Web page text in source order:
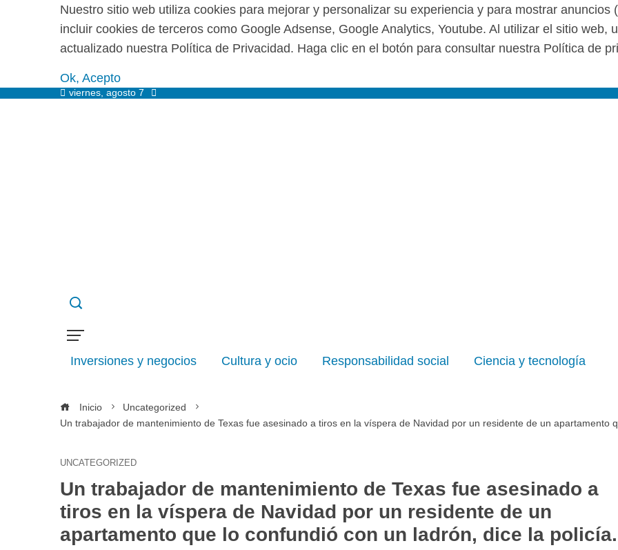
Nuestro sitio web utiliza cookies para mejorar y personalizar su experiencia y para mostrar
incluir cookies de terceros como Google Adsense, Google Analytics, Youtube. Al utilizar el sitio web,
actualizado nuestra Política de Privacidad. Haga clic en el botón para consultar nuestra Política de
Ok, Acepto
viernes, agosto 7
Inversiones y negocios Cultura y ocio Responsabilidad social Ciencia y tecnología
Inicio
Uncategorized
Un trabajador de mantenimiento de Texas fue asesinado a tiros en la víspera de Navidad por un residente de un apartamento
UNCATEGORIZED
Un trabajador de mantenimiento de Texas fue asesinado a
tiros en la víspera de Navidad por un residente de un
apartamento que lo confundió con un ladrón, dice la policía.